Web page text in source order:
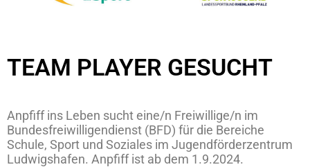
TEAM PLAYER GESUCHT
Anpfiff ins Leben sucht eine/n Freiwillige/n im
Bundesfreiwilligendienst (BFD) für die Bereiche
Schule, Sport und Soziales im Jugendförderzentrum
Ludwigshafen. Anpfiff ist ab dem 1.9.2024.